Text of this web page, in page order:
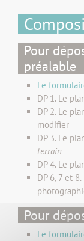
Pour
préalable
Le
DP 1. Le
DP 2. Le
modifier
DP 3. Le
terrain
DP 4. Le
DP 6, 7 et
Pour
Le